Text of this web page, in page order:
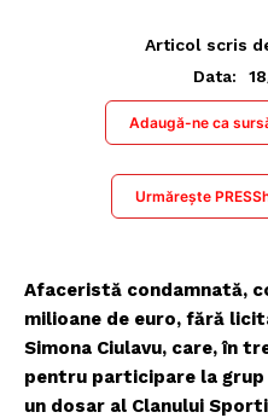
Articol scris
Data:
Adaugă-ne ca
Urmărește
Afaceristă condamnată,
milioane de euro, fără
Simona Ciulavu, care, în
pentru participare la
un dosar al Clanului